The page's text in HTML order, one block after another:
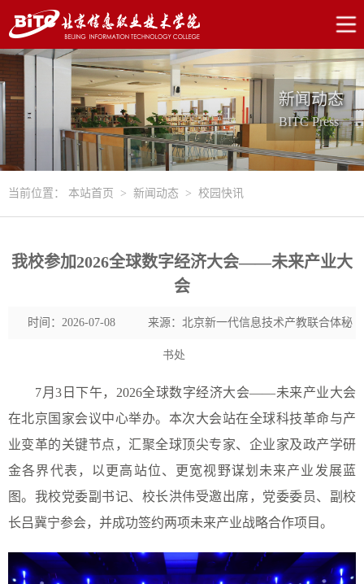
新闻动态
BITC Press
当前位置： 本站首页 > 新闻动态 > 校园快讯
我校参加2026全球数字经济大会——未来产业大
会
时间：2026-07-08 来源：北京新一代信息技术产教联合体秘
书处
7月3日下午，2026全球数字经济大会——未来产业大会
在北京国家会议中心举办。本次大会站在全球科技革命与产
业变革的关键节点，汇聚全球顶尖专家、企业家及政产学研
金各界代表，以更高站位、更宽视野谋划未来产业发展蓝
图。我校党委副书记、校长洪伟受邀出席，党委委员、副校
长吕冀宁参会，并成功签约两项未来产业战略合作项目。